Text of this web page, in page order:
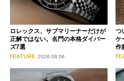
ロレックス、サブマリーナーだけが
正解ではない。名門の本格ダイバー
ズ7選
FEATURE 2026.08.06
つ
ケ
作